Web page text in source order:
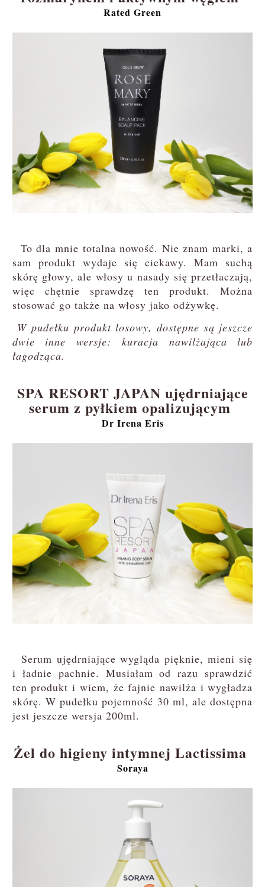
Rated Green
To dla mnie totalna nowość. Nie znam marki, a
sam produkt wydaje się ciekawy. Mam suchą
skórę głowy, ale włosy u nasady się przetłaczają,
więc chętnie sprawdzę ten produkt. Można
stosować go także na włosy jako odżywkę.
W pudełku produkt losowy, dostępne są jeszcze
dwie inne wersje: kuracja nawilżająca lub
łagodząca.
SPA RESORT JAPAN ujędrniające
serum z pyłkiem opalizującym
Dr Irena Eris
Serum ujędrniające wygląda pięknie, mieni się
i ładnie pachnie. Musiałam od razu sprawdzić
ten produkt i wiem, że fajnie nawilża i wygładza
skórę. W pudełku pojemność 30 ml, ale dostępna
jest jeszcze wersja 200ml.
Żel do higieny intymnej Lactissima
Soraya